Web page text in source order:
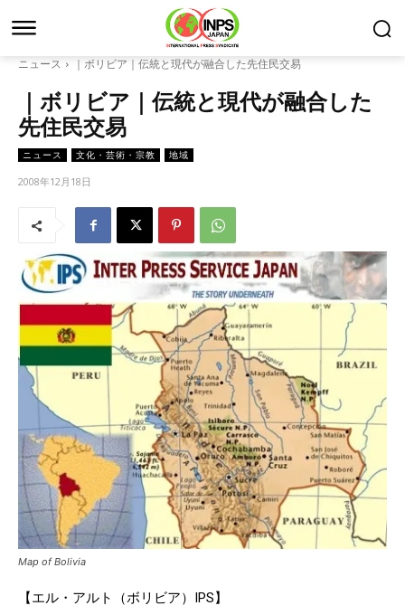
ニュース ｜ボリビア｜伝統と現代が融合した先住民交易
｜ボリビア｜伝統と現代が融合した
先住民交易
ニュース 文化・芸術・宗教 地域
2008年12月18日
Map of Bolivia
【エル・アルト（ボリビア）IPS】